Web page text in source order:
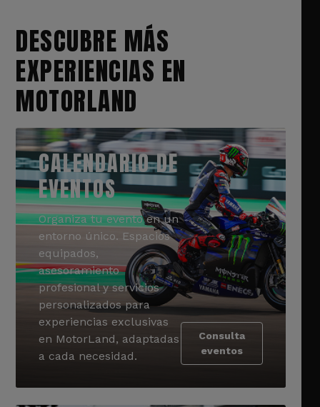
DESCUBRE MÁS
EXPERIENCIAS EN
MOTORLAND
CALENDARIO DE
EVENTOS
Organiza tu evento en un
entorno único. Espacios
equipados,
asesoramiento
profesional y servicios
personalizados para
experiencias exclusivas
en MotorLand, adaptadas
a cada necesidad.
Consulta
eventos